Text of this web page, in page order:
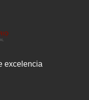
excelencia